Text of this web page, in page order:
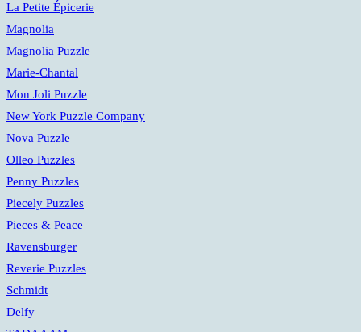
La Petite Épicerie
Magnolia
Magnolia Puzzle
Marie-Chantal
Mon Joli Puzzle
New York Puzzle Company
Nova Puzzle
Olleo Puzzles
Penny Puzzles
Piecely Puzzles
Pieces & Peace
Ravensburger
Reverie Puzzles
Schmidt
Delfy